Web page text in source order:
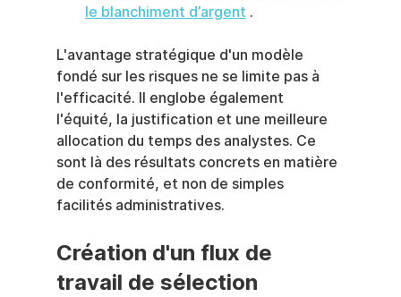
le blanchiment d’argent .
L'avantage stratégique d'un modèle
fondé sur les risques ne se limite pas à
l'efficacité. Il englobe également
l'équité, la justification et une meilleure
allocation du temps des analystes. Ce
sont là des résultats concrets en matière
de conformité, et non de simples
facilités administratives.
Création d'un flux de
travail de sélection